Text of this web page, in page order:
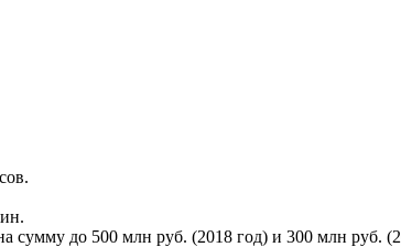
сумму до 500 млн руб. (2018 год) и 300 млн руб.